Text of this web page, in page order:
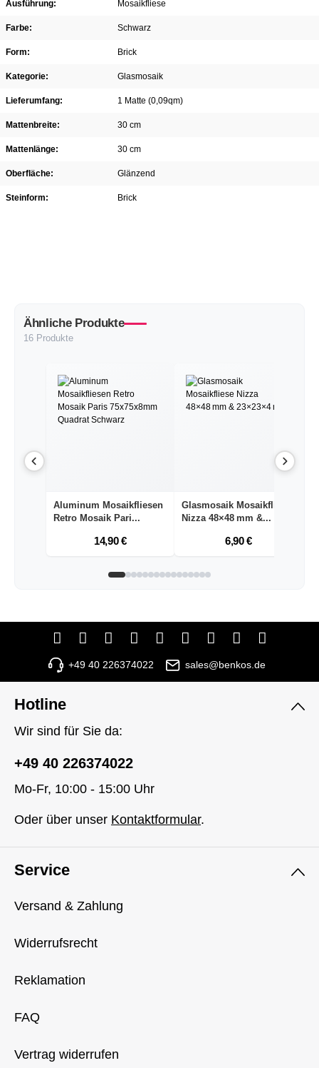
Ausführung: Mosaikfliese
Farbe: Schwarz
Form: Brick
Kategorie: Glasmosaik
Lieferumfang: 1 Matte (0,09qm)
Mattenbreite: 30 cm
Mattenlänge: 30 cm
Oberfläche: Glänzend
Steinform: Brick
Ähnliche Produkte
16 Produkte
Aluminum Mosaikfliesen
Retro Mosaik Pari...
14,90 €
Glasmosaik Mosaikfliese
Nizza 48×48 mm &...
6,90 €
+49 40 226374022 sales@benkos.de
Hotline
Wir sind für Sie da:
+49 40 226374022
Mo-Fr, 10:00 - 15:00 Uhr
Oder über unser Kontaktformular.
Service
Versand & Zahlung
Widerrufsrecht
Reklamation
FAQ
Vertrag widerrufen